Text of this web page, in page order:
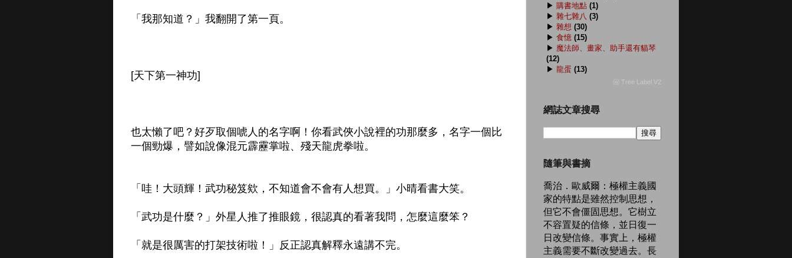
「我那知道？」我翻開了第一頁。
[天下第一神功]
也太懶了吧？好歹取個唬人的名字啊！你看武俠小說裡的功那麼多，名字一個比
一個勁爆，譬如說像混元霹靂掌啦、殘天龍虎拳啦。
「哇！大頭輝！武功秘笈欸，不知道會不會有人想買。」小晴看書大笑。
「武功是什麼？」外星人推了推眼鏡，很認真的看著我問，怎麼這麼笨？
「就是很厲害的打架技術啦！」反正認真解釋永遠講不完。
▶ 購書地點 (1)
▶ 雜七雜八 (3)
▶ 雜想 (30)
▶ 食憶 (15)
▶ 魔法師、畫家、助手還有貓琴
(12)
▶ 龍蛋 (13)
ⓦ Tree Label V2
網誌文章搜尋
隨筆與書摘
喬治．歐威爾：極權主義國
家的特點是雖然控制思想，
但它不會僵固思想。它樹立
不容置疑的信條，並日復一
日改變信條。事實上，極權
主義需要不斷改變過去。長